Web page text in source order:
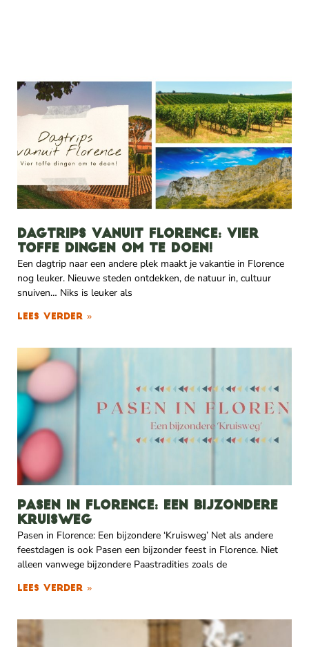
Dagtrips vanuit Florence: vier
toffe dingen om te doen!
Een dagtrip naar een andere plek maakt je vakantie in Florence
nog leuker. Nieuwe steden ontdekken, de natuur in, cultuur
snuiven… Niks is leuker als
Lees verder »
Pasen in Florence: Een bijzondere
Kruisweg
Pasen in Florence: Een bijzondere ‘Kruisweg’ Net als andere
feestdagen is ook Pasen een bijzonder feest in Florence. Niet
alleen vanwege bijzondere Paastradities zoals de
Lees verder »